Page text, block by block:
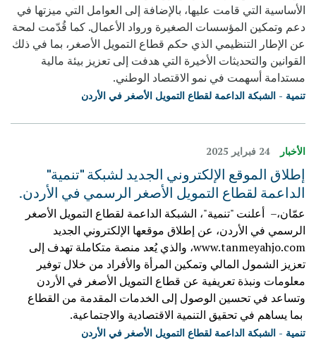
الأساسية التي قامت عليها، بالإضافة إلى العوامل التي ميزتها في
دعم وتمكين المؤسسات الصغيرة ورواد الأعمال. كما قُدّمت لمحة
عن الإطار التنظيمي الذي حكم قطاع التمويل الأصغر، بما في ذلك
القوانين والتحديثات الأخيرة التي هدفت إلى تعزيز بيئة مالية
مستدامة أسهمت في نمو الاقتصاد الوطني.
تنمية - الشبكة الداعمة لقطاع التمويل الأصغر في الأردن
الأخبار 24 فبراير 2025
إطلاق الموقع الإلكتروني الجديد لشبكة "تنمية"
الداعمة لقطاع التمويل الأصغر الرسمي في الأردن.
عمّان،– أعلنت "تنمية"، الشبكة الداعمة لقطاع التمويل الأصغر
الرسمي في الأردن، عن إطلاق موقعها الإلكتروني الجديد
www.tanmeyahjo.com، والذي يُعد منصة متكاملة تهدف إلى
تعزيز الشمول المالي وتمكين المرأة والأفراد من خلال توفير
معلومات ونبذة تعريفية عن قطاع التمويل الأصغر في الأردن
وتساعد في تحسين الوصول إلى الخدمات المقدمة من القطاع
بما يساهم في تحقيق التنمية الاقتصادية والاجتماعية.
تنمية - الشبكة الداعمة لقطاع التمويل الأصغر في الأردن